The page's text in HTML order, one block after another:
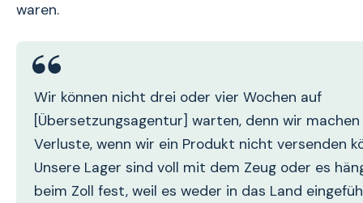
waren.
Wir können nicht drei oder vier Wochen auf
[Übersetzungsagentur] warten, denn wir machen
Verluste, wenn wir ein Produkt nicht versenden
Unsere Lager sind voll mit dem Zeug oder es
beim Zoll fest, weil es weder in das Land